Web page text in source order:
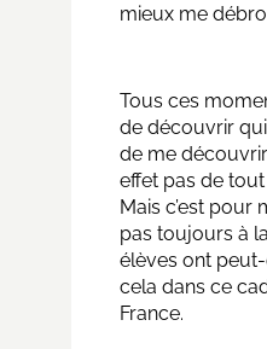
mieux me
Tous ces
de découvrir
de me
effet pas de
Mais c’est pour
pas toujours à
élèves ont peut-
cela dans ce
France.